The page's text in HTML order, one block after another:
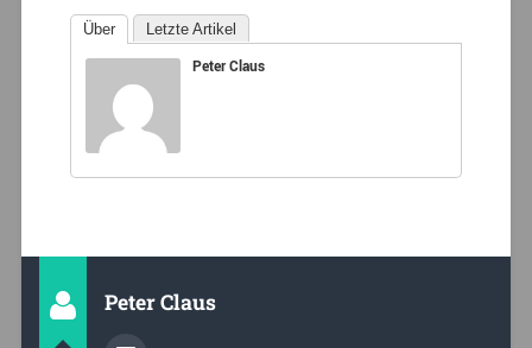
Über Letzte Artikel
Peter Claus
Peter Claus